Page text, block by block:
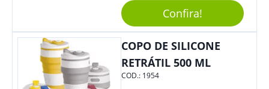
Resistente, Com A Qualidade
Que Os Colaboradores
Buscam, E O Design É
Moderno, Destacando Ainda
Mais Sua Marca.
Confira!
COPO DE SILICONE
RETRÁTIL 500 ML
COD.: 1954